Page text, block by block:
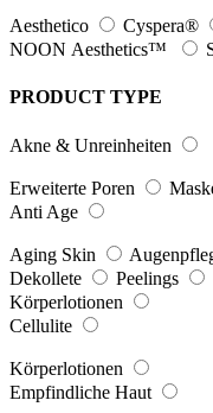
Aesthetico Cyspera®
NOON Aesthetics™
PRODUCT TYPE
Akne & Unreinheiten
Erweiterte Poren
Anti Age
Aging Skin
Dekollete
Peelings
Körperlotionen
Cellulite
Körperlotionen
Empfindliche Haut